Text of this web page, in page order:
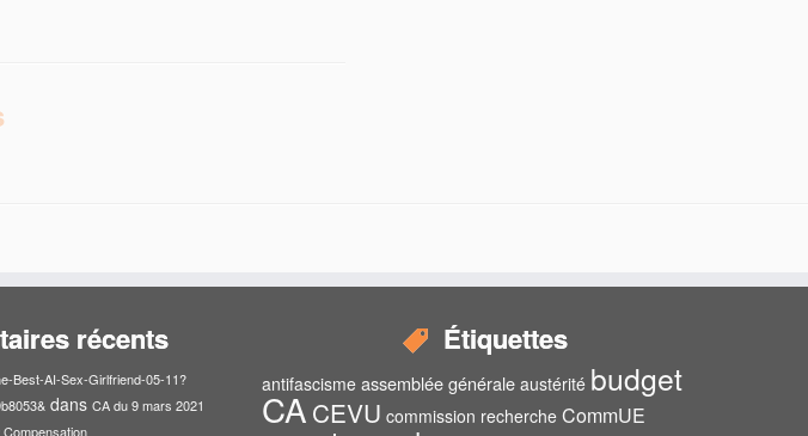
récents
Best-AI-Sex-Girlfriend-05-11?
dans CA du 9 mars 2021
Étiquettes
antifascisme assemblée générale austérité budget
CA CEVU commission recherche CommUE